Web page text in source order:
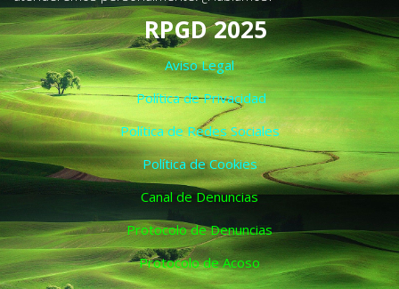
RPGD 2025
Aviso Legal
Política de Privacidad
Política de Redes Sociales
Política de Cookies
Canal de Denuncias
Protocolo de Denuncias
Protocolo de Acoso